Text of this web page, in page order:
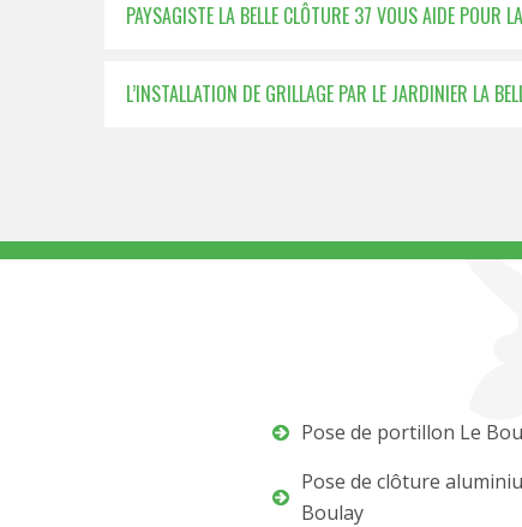
PAYSAGISTE LA BELLE CLÔTURE 37 VOUS AIDE POUR
L’INSTALLATION DE GRILLAGE PAR LE JARDINIER LA
Pose de portillon Le
Pose de clôture
Boulay